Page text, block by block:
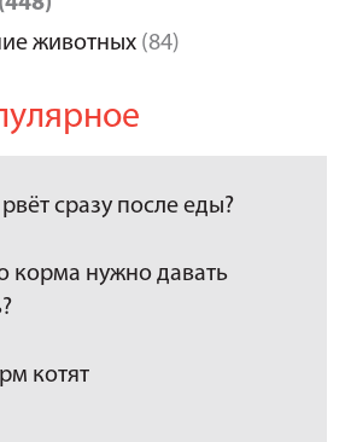
животных (84)
сразу после еды?
корма нужно давать
котят